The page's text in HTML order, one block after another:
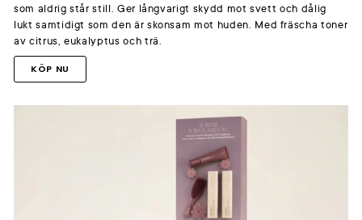
som aldrig står still. Ger långvarigt skydd mot svett och dålig
lukt samtidigt som den är skonsam mot huden. Med fräscha toner
av citrus, eukalyptus och trä.
KÖP NU